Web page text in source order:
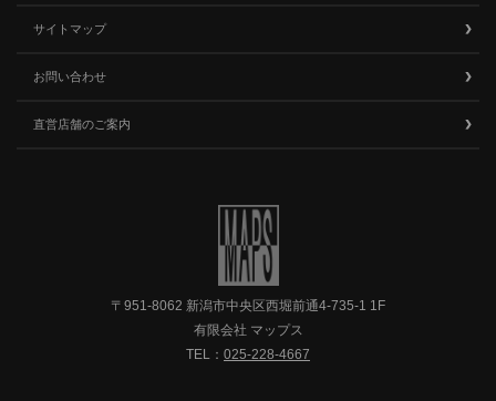
サイトマップ
お問い合わせ
直営店舗のご案内
〒951-8062 新潟市中央区西堀前通4-735-1 1F
有限会社 マップス
TEL： 025-228-4667